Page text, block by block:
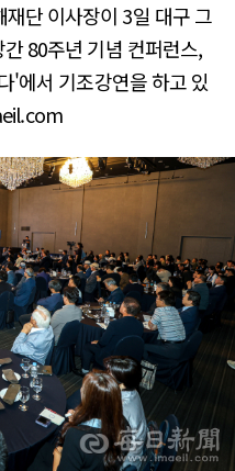
단 이사장이 3일 대구 그
80주년 기념 컨퍼런스,
'에서 기조강연을 하고 있